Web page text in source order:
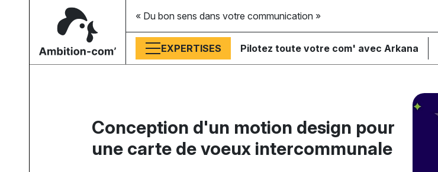
« Du bon sens dans votre communication »
EXPERTISES Pilotez toute votre com' avec Arkana
Conception d'un motion design pour
une carte de voeux intercommunale